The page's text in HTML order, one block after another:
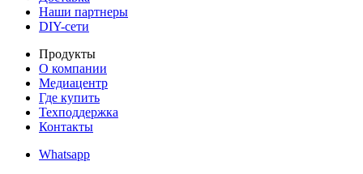
Наши партнеры
DIY-сети
Продукты
О компании
Медиацентр
Где купить
Техподдержка
Контакты
Whatsapp